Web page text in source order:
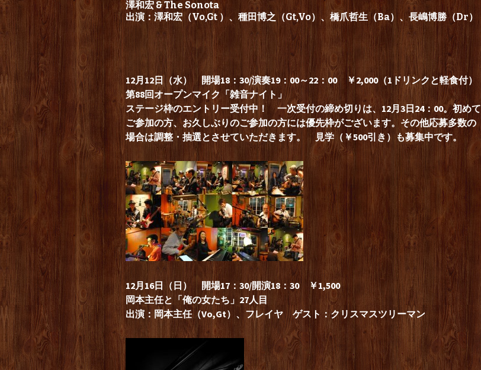
澤和宏 & The Sonota
出演：澤和宏（Vo,Gt ）、種田博之（Gt,Vo）、橋爪哲生（Ba）、長嶋博勝（Dr）
12月12日（水） 開場18：30/演奏19：00～22：00 ￥2,000（1ドリンクと軽食付）
第88回オープンマイク「雑音ナイト」
ステージ枠のエントリー受付中！ 一次受付の締め切りは、12月3日24：00。初めて
ご参加の方、お久しぶりのご参加の方には優先枠がございます。その他応募多数の
場合は調整・抽選とさせていただきます。 見学（￥500引き）も募集中です。
12月16日（日） 開場17：30/開演18：30 ￥1,500
岡本主任と「俺の女たち」27人目
出演：岡本主任（Vo,Gt）、フレイヤ ゲスト：クリスマスツリーマン